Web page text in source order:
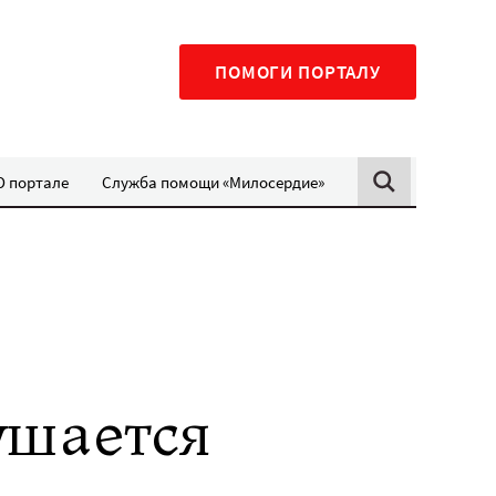
ПОМОГИ ПОРТАЛУ
портале Служба помощи «Милосердие»